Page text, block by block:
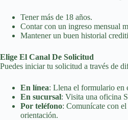
Tener más de 18 años.
Contar con un ingreso mensual
Mantener un buen historial
Elige El Canal De Solicitud
Puedes iniciar tu solicitud a través de
En línea: Llena el formulario en
En sucursal: Visita una oficina
Por teléfono: Comunícate con
orientación.